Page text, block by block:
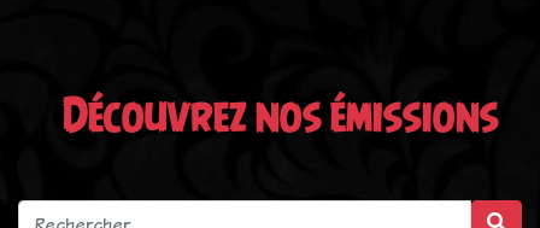
Découvrez nos émissions